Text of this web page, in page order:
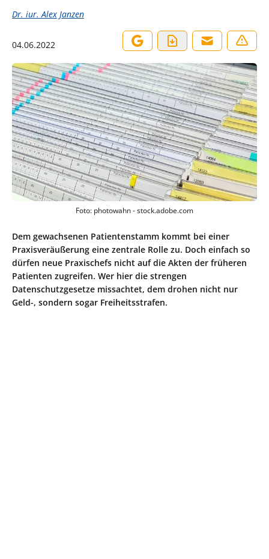
Dr. iur. Alex Janzen
04.06.2022
Foto: photowahn - stock.adobe.com
Dem gewachsenen Patientenstamm kommt bei einer
Praxisveräußerung eine zentrale Rolle zu. Doch einfach so
dürfen neue Praxischefs nicht auf die Akten der früheren
Patienten zugreifen. Wer hier die strengen
Datenschutzgesetze missachtet, dem drohen nicht nur
Geld-, sondern sogar Freiheitsstrafen.